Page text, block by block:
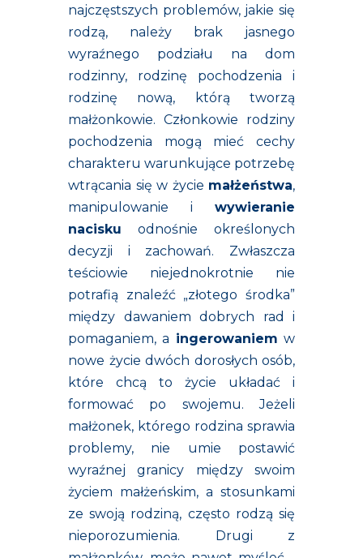
najczęstszych problemów, jakie się
rodzą, należy brak jasnego
wyraźnego podziału na dom
rodzinny, rodzinę pochodzenia i
rodzinę nową, którą tworzą
małżonkowie. Członkowie rodziny
pochodzenia mogą mieć cechy
charakteru warunkujące potrzebę
wtrącania się w życie małżeństwa,
manipulowanie i wywieranie
nacisku odnośnie określonych
decyzji i zachowań. Zwłaszcza
teściowie niejednokrotnie nie
potrafią znaleźć „złotego środka”
między dawaniem dobrych rad i
pomaganiem, a ingerowaniem w
nowe życie dwóch dorosłych osób,
które chcą to życie układać i
formować po swojemu. Jeżeli
małżonek, którego rodzina sprawia
problemy, nie umie postawić
wyraźnej granicy między swoim
życiem małżeńskim, a stosunkami
ze swoją rodziną, często rodzą się
nieporozumienia. Drugi z